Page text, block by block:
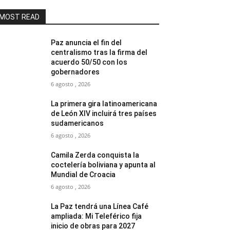
READ
Paz anuncia el fin del
centralismo tras la firma del
acuerdo 50/50 con los
gobernadores
6 agosto , 2026
La primera gira latinoamericana
de León XIV incluirá tres países
sudamericanos
6 agosto , 2026
Camila Zerda conquista la
coctelería boliviana y apunta al
Mundial de Croacia
6 agosto , 2026
La Paz tendrá una Línea Café
ampliada: Mi Teleférico fija
inicio de obras para 2027